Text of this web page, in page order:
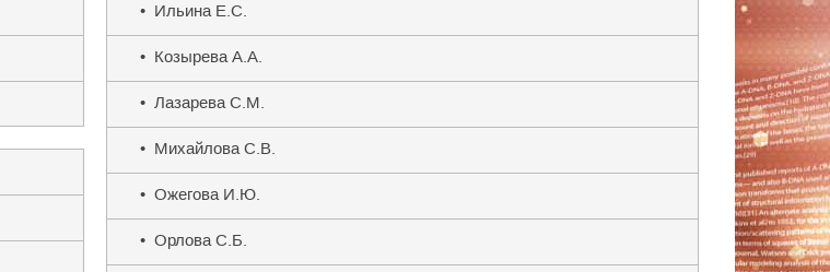
• Ильина Е.С.
• Козырева А.А.
• Лазарева С.М.
• Михайлова С.В.
• Ожегова И.Ю.
• Орлова С.Б.